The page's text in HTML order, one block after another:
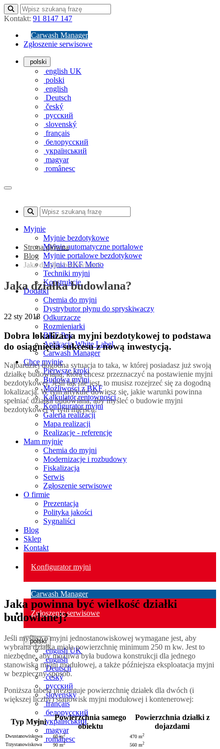
Kontakt: 91 8147 147
Carwash Manager
Zgłoszenie serwisowe
polski
english UK
polski
english
Deutsch
český
русский
slovenský
français
белорусский
український
magyar
românesc
Myjnie
Myjnie bezdotykowe
Myjnie automatyczne portalowe
Myjnie portalowe bezdotykowe
Myjnia BKF Mono
Techniki myjni
Konstrukcje
Dodatki
Chemia do myjni
Dystrybutor płynu do spryskiwaczy
Odkurzacze
Rozmieniarki
BKF Pay
Aplikacja White Label
Carwash Manager
Chcę myjnię
Pierwsze kroki
Budowa myjni
Możliwości z BKF
Kalkulator rentowności
Konfigurator myjni
Galeria realizacji
Mapa realizacji
Realizacje - referencje
Mam myjnię
Chemia do myjni
Modernizacje i rozbudowy
Fiskalizacja
Serwis
Zgłoszenie serwisowe
O firmie
Prezentacja
Polityka jakości
Sygnaliści
Blog
Sklep
Kontakt
Konfigurator myjni
Carwash Manager
Zgłoszenie serwisowe
polski
english UK
english
Deutsch
český
русский
slovenský
français
белорусский
український
magyar
românesc
Strona główna
Blog
Jaka działka budowlana?
Jaka działka budowlana?
22 sty 2018
Dobra lokalizacja myjni bezdotykowej to podstawa
do osiągnięcia sukcesu z nową inwestycją.
Najbardziej dogodna sytuacja to taka, w której posiadasz już swoją
działkę budowlaną, którą chcesz przeznaczyć na postawienie myjni
bezdotykowej. Jeśli tak nie jest, to musisz rozejrzeć się za dogodną
lokalizacją. W tym artykule dowiesz się, jakie warunki powinna
spełniać działka budowlana, aby myśleć o budowie myjni
bezdotykowej w tym miejscu.
Jaka powinna być wielkość działki
budowlanej?
Jeśli myślisz o myjni jednostanowiskowej wymagane jest, aby
wybrana działka miała powierzchnię minimum 250 m kw. Jest to
niezbędne, aby możliwa była budowa konstrukcji dla jednego
stanowiska myjni modułowej, a także późniejsza eksploatacja myjni
w bezpieczny sposób.
Poniższa tabela prezentuje powierzchnię działek dla dwóch (i
większej liczby) stanowisk myjni modułowej i kontenerowej:
Typ Myjni
Powierzchnia samego
obiektu
Powierzchnia działki z
dojazdami
Dwustanowiskowa 60 m2 470 m2
Trzystanowiskowa 90 m2 560 m2